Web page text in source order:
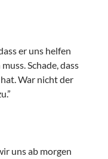
er uns helfen
Schade, dass
War nicht der
uns ab morgen